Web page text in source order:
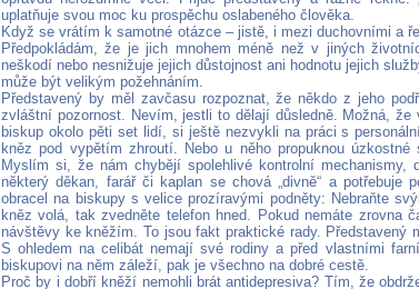
uplatňuje svou moc ku prospěchu oslabeného člověka.
Když se vrátím k samotné otázce – jistě, i mezi duchovními a
Předpokládám, že je jich mnohem méně než v jiných
neškodí nebo nesnižuje jejich důstojnost ani hodnotu jejich
může být velikým požehnáním.
Představený by měl zavčasu rozpoznat, že někdo z jeho
zvláštní pozornost. Nevím, jestli to dělají důsledně. Možná,
biskup okolo pěti set lidí, si ještě nezvykli na práci s
kněz pod vypětím zhroutí. Nebo u něho propuknou
Myslím si, že nám chybějí spolehlivé kontrolní
některý děkan, farář či kaplan se chová „divně“ a potřebuje
obracel na biskupy s velice prozíravými podněty: Nebraňte
kněz volá, tak zvedněte telefon hned. Pokud nemáte zrovna
návštěvy ke kněžím. To jsou fakt praktické rady.
S ohledem na celibát nemají své rodiny a před vlastními
biskupovi na něm záleží, pak je všechno na dobré cestě.
Proč by i dobří kněží nemohli brát antidepresiva? Tím, že